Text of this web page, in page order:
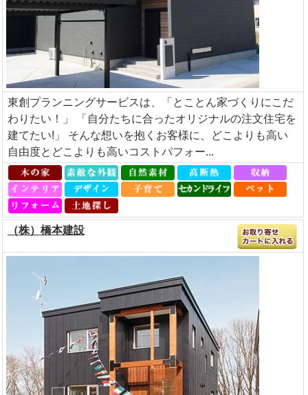
東創プランニングサービスは、「とことん家づくりにこだ
わりたい！」 「自分たちに合ったオリジナルの注文住宅を
建てたい!」 そんな想いを抱くお客様に、どこよりも高い
自由度とどこよりも高いコストパフォー...
（株）橋本建設